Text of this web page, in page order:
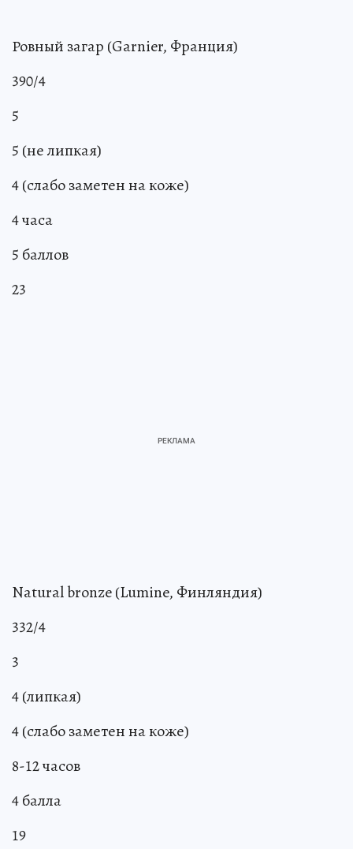
Ровный загар (Garnier, Франция)
390/4
5
5 (не липкая)
4 (слабо заметен на коже)
4 часа
5 баллов
23
Natural bronze (Lumine, Финляндия)
332/4
3
4 (липкая)
4 (слабо заметен на коже)
8-12 часов
4 балла
19